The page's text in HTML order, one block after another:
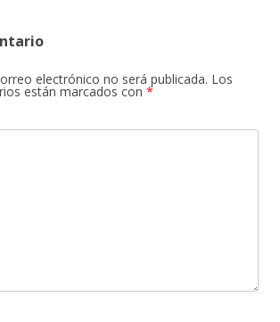
electrónico no será publicada. Los
están marcados con *